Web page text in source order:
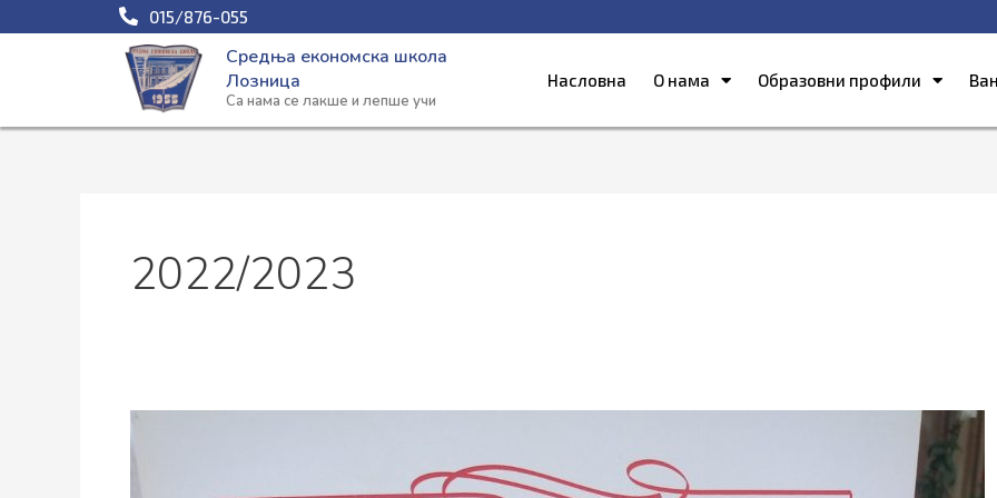
на
015/876-055
Средња економска школа
Лозница
Са нама се лакше и лепше учи
Насловна О нама Образовни профили
2022/2023